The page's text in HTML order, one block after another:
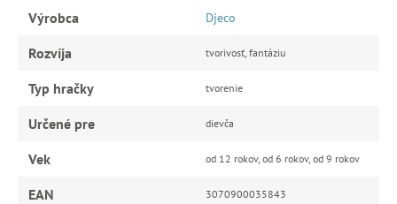
Výrobca Djeco
Rozvíja tvorivosť, fantáziu
Typ hračky tvorenie
Určené pre dievča
Vek od 12 rokov, od 6 rokov, od 9 rokov
EAN 3070900035843